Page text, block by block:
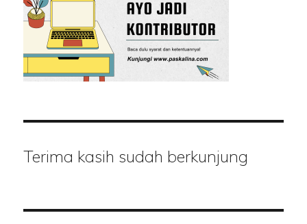
Terima kasih sudah berkunjung